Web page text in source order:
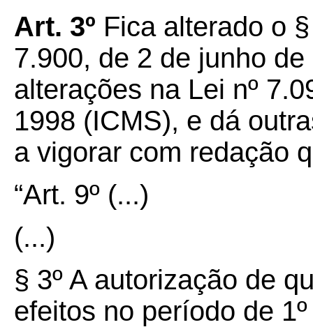
Art. 3º Fica alterado o
7.900, de 2 de junho
alterações na Lei nº
1998 (ICMS), e dá
a vigorar com redação
“Art. 9º (...)
(...)
§ 3º A autorização de
efeitos no período de